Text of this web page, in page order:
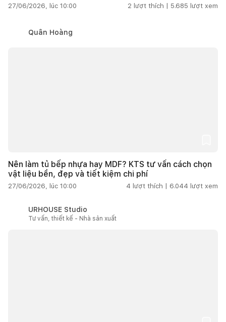
27/06/2026, lúc 10:00 2 lượt thích | 5.685 lượt xem
Quân Hoàng
Nên làm tủ bếp nhựa hay MDF? KTS tư vấn cách chọn
vật liệu bền, đẹp và tiết kiệm chi phí
27/06/2026, lúc 10:00 4 lượt thích | 6.044 lượt xem
URHOUSE Studio
Tư vấn, thiết kế - Nhà sản xuất